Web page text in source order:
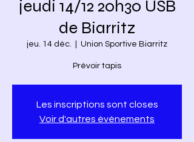
jeudi 14/12 20h30 USB
de Biarritz
jeu. 14 déc. Union Sportive Biarritz
Prévoir tapis
Les inscriptions sont closes
Voir d'autres événements